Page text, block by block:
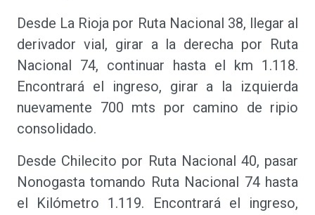
Desde La Rioja por Ruta Nacional 38, llegar al
derivador vial, girar a la derecha por Ruta
Nacional 74, continuar hasta el km 1.118.
Encontrará el ingreso, girar a la izquierda
nuevamente 700 mts por camino de ripio
consolidado.
Desde Chilecito por Ruta Nacional 40, pasar
Nonogasta tomando Ruta Nacional 74 hasta
el Kilómetro 1.119. Encontrará el ingreso,